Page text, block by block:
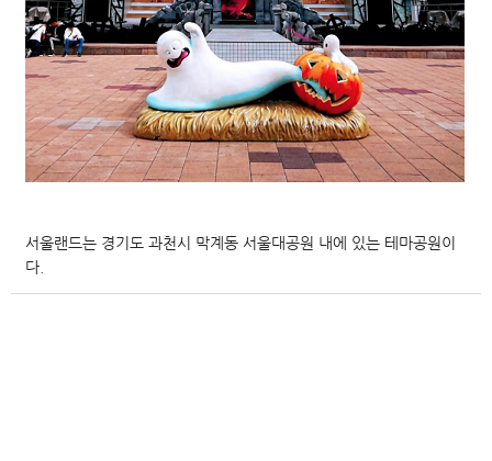
서울랜드는 경기도 과천시 막계동 서울대공원 내에 있는 테마공원이
다.